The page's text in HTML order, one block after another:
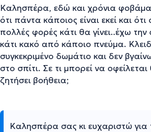
Καλησπέρα, εδώ και χρόνια
ότι πάντα κάποιος είναι εκεί και
πολλές φορές κάτι θα γίνει..έχω
κάτι κακό από κάποιο πνεύμα.
συγκεκριμένο δωμάτιο και δεν
στο σπίτι. Σε τι μπορεί να
ζητήσει βοήθεια;
Καλησπέρα σας κι ευχαριστώ για